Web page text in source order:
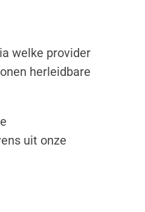
welke provider
herleidbare
uit onze